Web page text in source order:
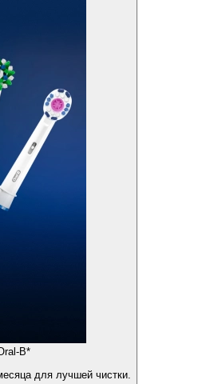
B*
для лучшей чистки.